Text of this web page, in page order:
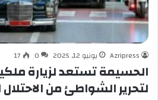
Azripress يونيو 12, 2025 0
17
الحسيمة تستعد لزيارة
لتحرير الشواطئ من